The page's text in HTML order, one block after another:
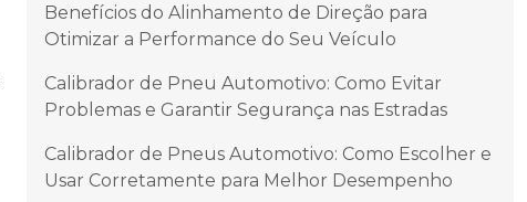
Benefícios do Alinhamento de Direção para
Otimizar a Performance do Seu Veículo
Calibrador de Pneu Automotivo: Como Evitar
Problemas e Garantir Segurança nas Estradas
Calibrador de Pneus Automotivo: Como Escolher e
Usar Corretamente para Melhor Desempenho